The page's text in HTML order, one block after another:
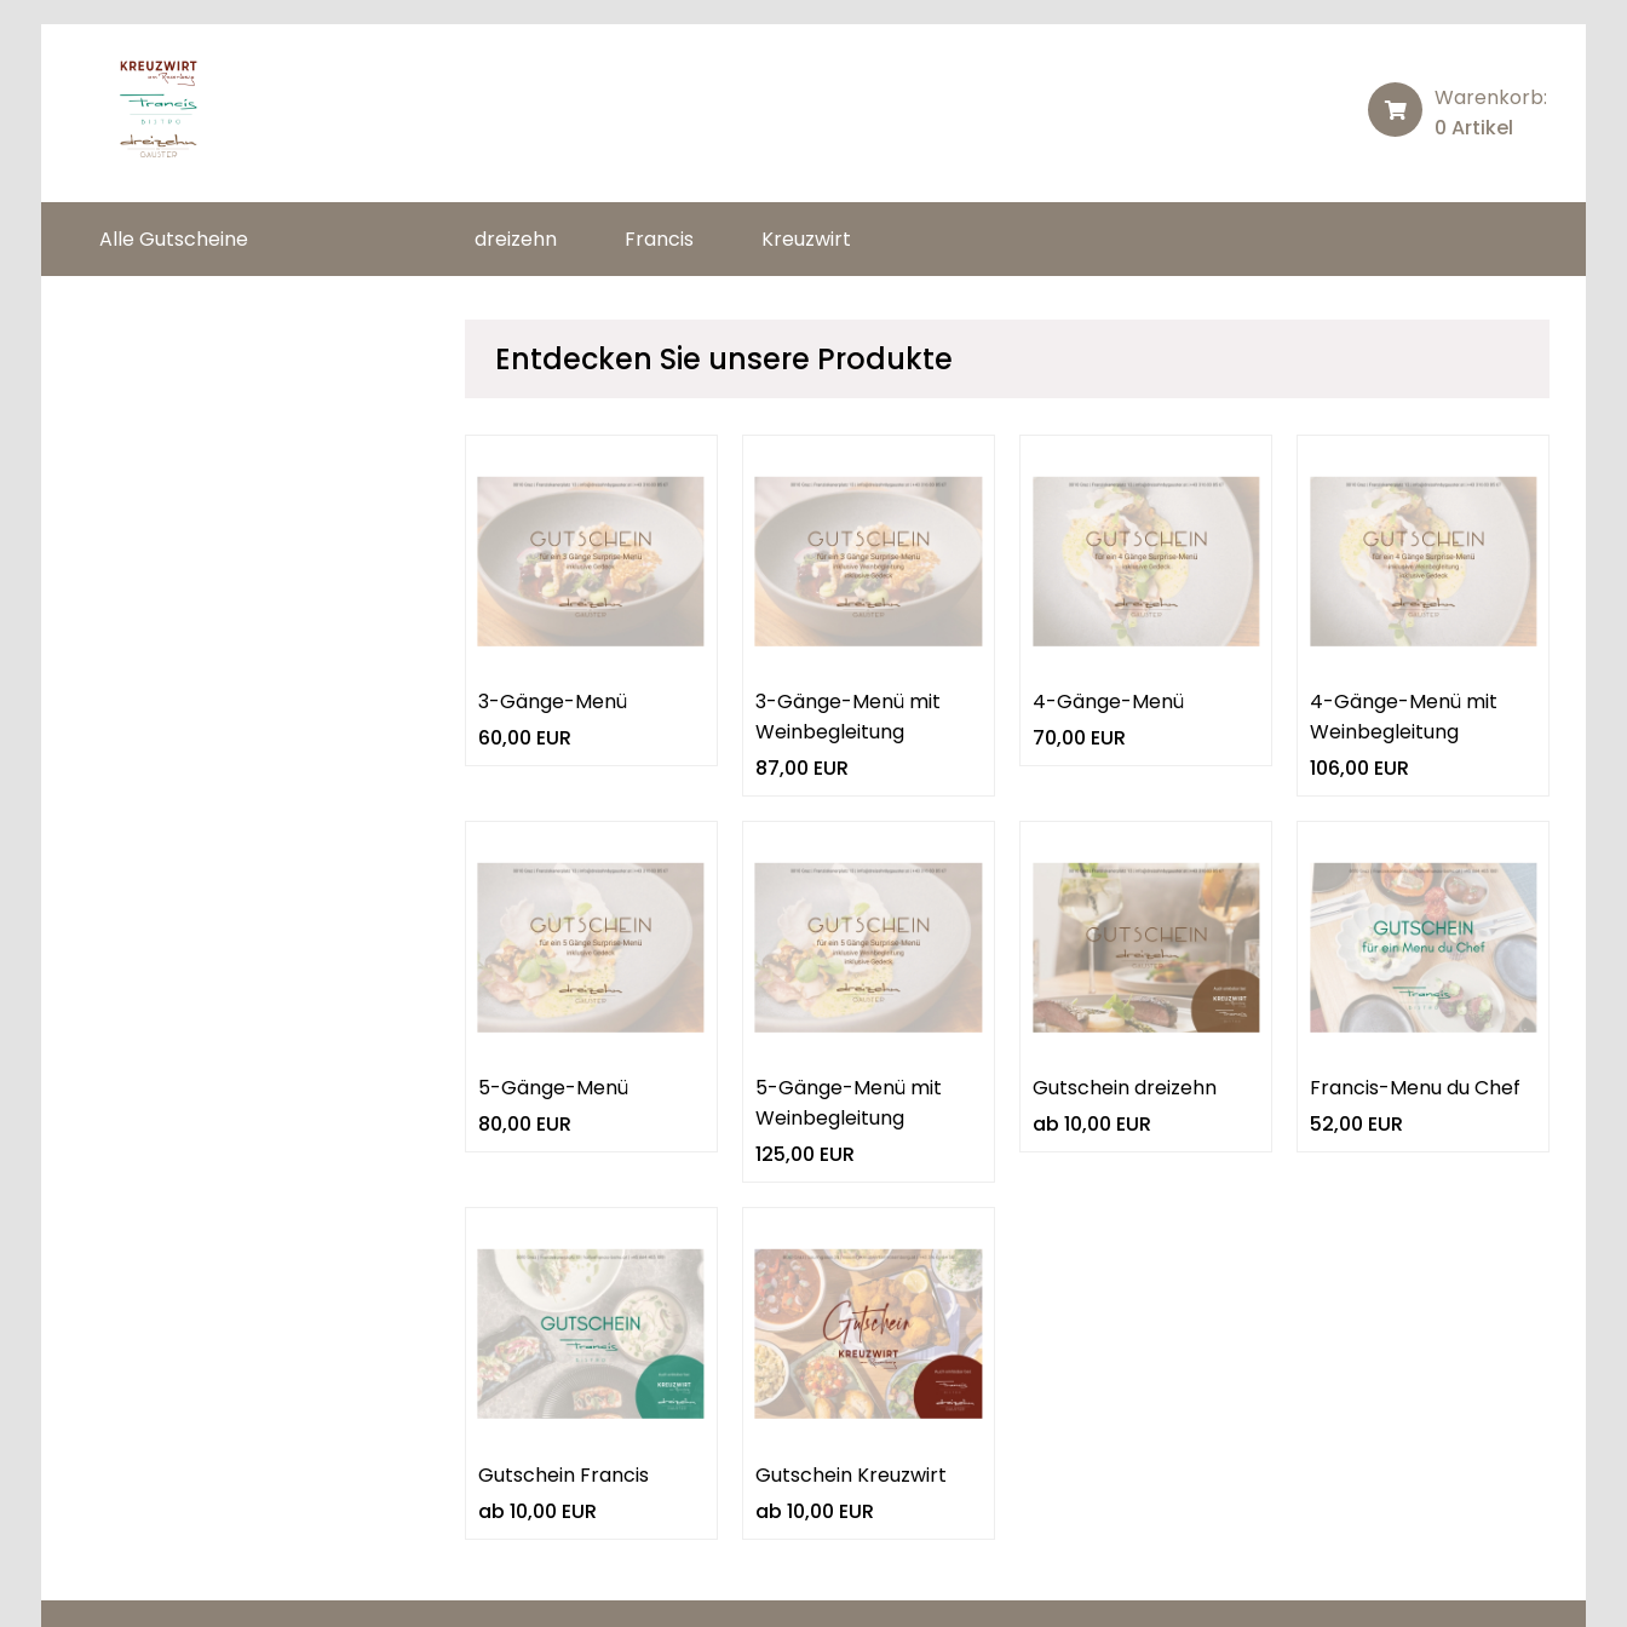
Warenkorb:
0 Artikel
Alle Gutscheine dreizehn Francis Kreuzwirt
Entdecken Sie unsere Produkte
3-Gänge-Menü
60,00 EUR
3-Gänge-Menü mit
Weinbegleitung
87,00 EUR
4-Gänge-Menü
70,00 EUR
4-Gänge-Menü mit
Weinbegleitung
106,00 EUR
5-Gänge-Menü
80,00 EUR
5-Gänge-Menü mit
Weinbegleitung
125,00 EUR
Gutschein dreizehn
ab 10,00 EUR
Francis-Menu du Chef
52,00 EUR
Gutschein Francis
ab 10,00 EUR
Gutschein Kreuzwirt
ab 10,00 EUR